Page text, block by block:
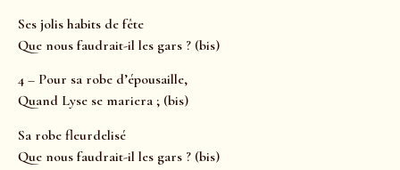
Ses jolis habits de fête
Que nous faudrait-il les gars ? (bis)
4 – Pour sa robe d’épousaille,
Quand Lyse se mariera ; (bis)
Sa robe fleurdelisé
Que nous faudrait-il les gars ? (bis)